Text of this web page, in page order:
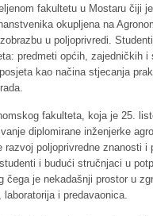
fakultetu u Mostaru čiji
okupljena na
u poljoprivredi.
predmeti općih, zajedničkih
kao načina stjecanja
fakulteta, koja je 25.
diplomirane inženjerke
poljoprivredne znanosti
i budući stručnjaci u
je nekadašnji prostor u
i predavaonica.